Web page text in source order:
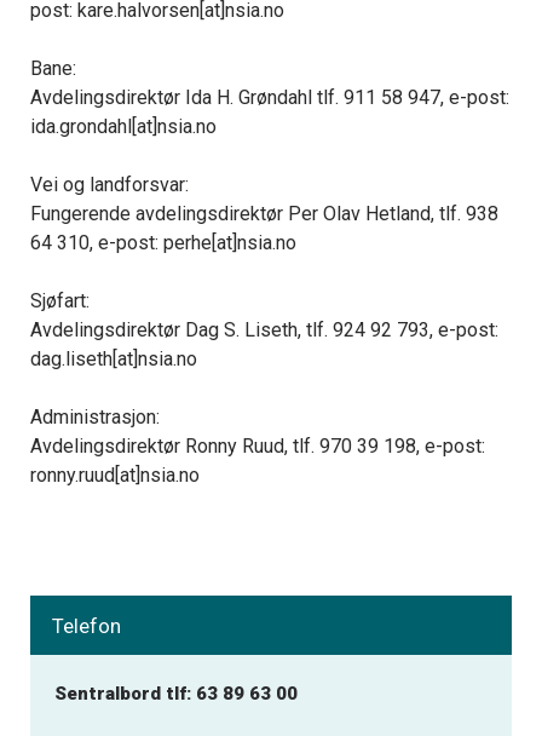
post: kare.halvorsen[at]nsia.no
Bane:
Avdelingsdirektør Ida H. Grøndahl tlf. 911 58 947, e-post:
ida.grondahl[at]nsia.no
Vei og landforsvar:
Fungerende avdelingsdirektør Per Olav Hetland, tlf. 938
64 310, e-post: perhe[at]nsia.no
Sjøfart:
Avdelingsdirektør Dag S. Liseth, tlf. 924 92 793, e-post:
dag.liseth[at]nsia.no
Administrasjon:
Avdelingsdirektør Ronny Ruud, tlf. 970 39 198, e-post:
ronny.ruud[at]nsia.no
Telefon
Sentralbord tlf: 63 89 63 00